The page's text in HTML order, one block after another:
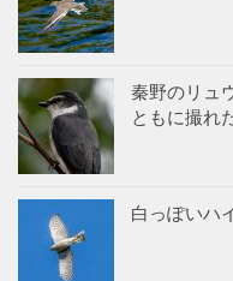
秦野のリュ
ともに撮れ
白っぽいハ